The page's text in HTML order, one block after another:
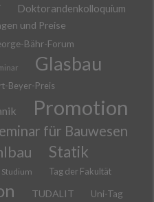
Doktorandenkolloquium
und Preise
Bähr-Forum
Glasbau
Beyer-Preis
Promotion
für Bauwesen
Statik
Studium Tag der Fakultät
TUDALIT Uni-Tag